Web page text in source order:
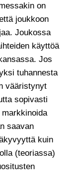
on
joukkoon
Joukossa
käyttöä
Jos
tuhannesta
vääristynyt
sopivasti
saavan
kuin
(teoriassa)